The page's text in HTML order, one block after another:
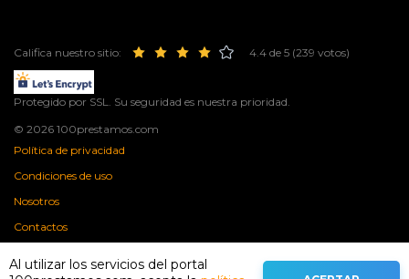
Al utilizar los servicios del portal
Califica nuestro sitio: 4.4 de 5 (239 votos)
Protegido por SSL. Su seguridad es nuestra prioridad.
© 2026 100prestamos.com
Política de privacidad
Condiciones de uso
Nosotros
Contactos